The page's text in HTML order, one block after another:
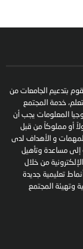
بتدعيم الجامعات من
خدمة المجتمع
المعلومات يجب أن
أو مملوكاً من قبل
و الأهداف لدى
مساعدة وتأهيل
من خلال
تعليمية جديدة
وتهيئة المجتمع